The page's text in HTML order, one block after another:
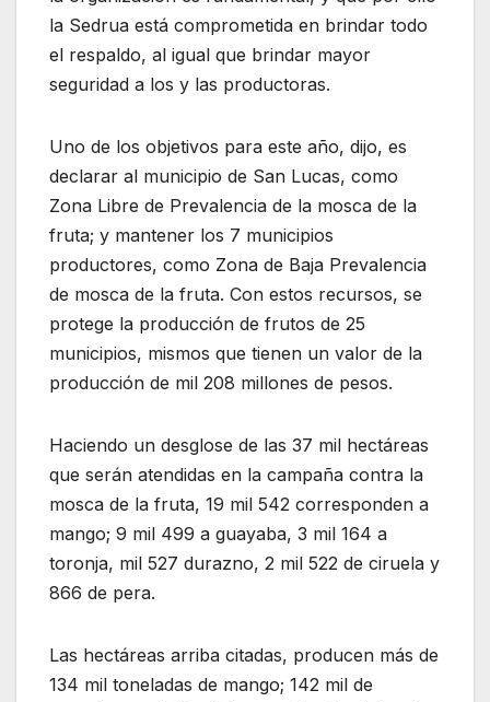
la Sedrua está comprometida en brindar todo
el respaldo, al igual que brindar mayor
seguridad a los y las productoras.
Uno de los objetivos para este año, dijo, es
declarar al municipio de San Lucas, como
Zona Libre de Prevalencia de la mosca de la
fruta; y mantener los 7 municipios
productores, como Zona de Baja Prevalencia
de mosca de la fruta. Con estos recursos, se
protege la producción de frutos de 25
municipios, mismos que tienen un valor de la
producción de mil 208 millones de pesos.
Haciendo un desglose de las 37 mil hectáreas
que serán atendidas en la campaña contra la
mosca de la fruta, 19 mil 542 corresponden a
mango; 9 mil 499 a guayaba, 3 mil 164 a
toronja, mil 527 durazno, 2 mil 522 de ciruela y
866 de pera.
Las hectáreas arriba citadas, producen más de
134 mil toneladas de mango; 142 mil de